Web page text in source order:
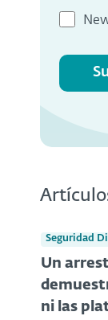
Seguridad
Un
ni las